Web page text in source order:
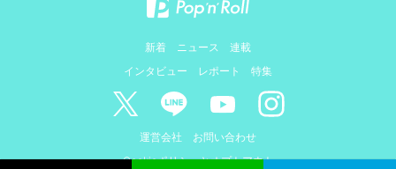
新着 ニュース
連載
インタビュー
レポート 特集
運営会社
お問い合わせ
Cookieポリシーとオプトアウト